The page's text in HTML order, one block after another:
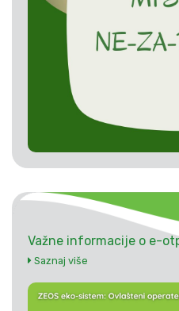
Važne informacije o e-
Saznaj više